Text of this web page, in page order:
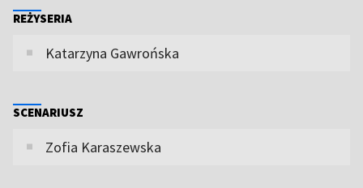
REŻYSERIA
Katarzyna Gawrońska
SCENARIUSZ
Zofia Karaszewska